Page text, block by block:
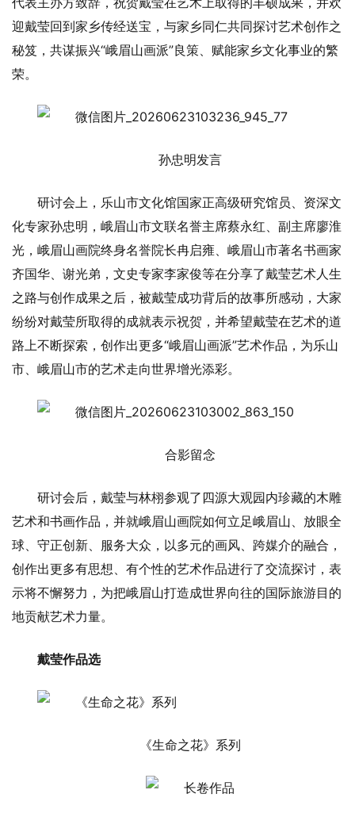
迎戴莹回到家乡传经送宝，与家乡同仁共同探讨艺术创作之
秘笈，共谋振兴“峨眉山画派”良策、赋能家乡文化事业的繁
荣。
孙忠明发言
研讨会上，乐山市文化馆国家正高级研究馆员、资深文
化专家孙忠明，峨眉山市文联名誉主席蔡永红、副主席廖淮
光，峨眉山画院终身名誉院长冉启雍、峨眉山市著名书画家
齐国华、谢光弟，文史专家李家俊等在分享了戴莹艺术人生
之路与创作成果之后，被戴莹成功背后的故事所感动，大家
纷纷对戴莹所取得的成就表示祝贺，并希望戴莹在艺术的道
路上不断探索，创作出更多“峨眉山画派”艺术作品，为乐山
市、峨眉山市的艺术走向世界增光添彩。
合影留念
研讨会后，戴莹与林栩参观了四源大观园内珍藏的木雕
艺术和书画作品，并就峨眉山画院如何立足峨眉山、放眼全
球、守正创新、服务大众，以多元的画风、跨媒介的融合，
创作出更多有思想、有个性的艺术作品进行了交流探讨，表
示将不懈努力，为把峨眉山打造成世界向往的国际旅游目的
地贡献艺术力量。
戴莹作品选
《生命之花》系列